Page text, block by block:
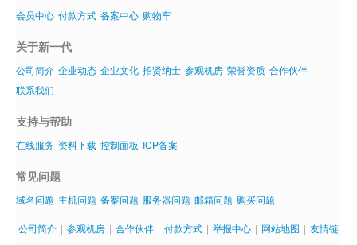
会员中心 付款方式 备案中心 购物车
关于新一代
公司简介 企业动态 企业文化 招贤纳士 参观机房 荣誉资质 合作伙伴
联系我们
支持与帮助
在线服务 资料下载 控制面板 ICP备案
常见问题
域名问题 主机问题 备案问题 服务器问题 邮箱问题 购买问题
公司简介 | 参观机房 | 合作伙伴 | 付款方式 | 举报中心 | 网站地图 | 友情链